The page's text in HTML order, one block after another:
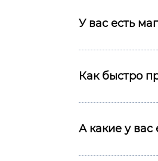
У вас есть
Как быстро
А какие у вас